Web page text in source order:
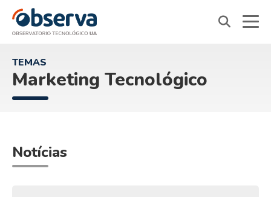
TEMAS
Marketing Tecnológico
Notícias